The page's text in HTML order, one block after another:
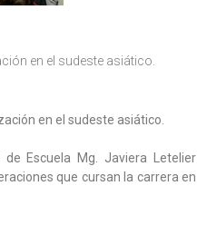
en el sudeste asiático.
en el sudeste asiático.
Escuela Mg. Javiera Letelier
que cursan la carrera en